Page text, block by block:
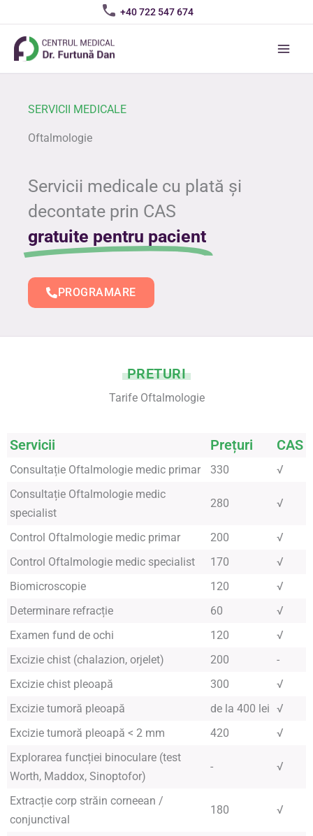
to
content
+40 722 547 674
SERVICII MEDICALE
Oftalmologie
Servicii medicale cu plată și
decontate prin CAS
gratuite pentru pacient
PROGRAMARE
PRETURI
Tarife Oftalmologie
Servicii Prețuri CAS
Consultație Oftalmologie medic primar 330
√
Consultație Oftalmologie medic
specialist
280 √
Control Oftalmologie medic primar 200
√
Control Oftalmologie medic specialist
170
√
Biomicroscopie
120
√
Determinare refracție
60
√
Examen fund de ochi
120
√
Excizie chist (chalazion, orjelet)
200
-
Excizie chist pleoapă
300
√
Excizie tumoră pleoapă
de la 400 lei √
Excizie tumoră pleoapă < 2 mm
420
√
Explorarea funcției binoculare (test
Worth, Maddox, Sinoptofor)
- √
Extracție corp străin corneean /
conjunctival
180 √